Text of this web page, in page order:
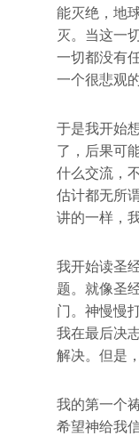
能灭绝，地
灭。当这一
一切都没有
一个很悲观
于是我开始
了，后果可
什么交流，
估计都无所
讲的一样，
我开始读圣
题。就像圣
门。神慢慢
我在最后决
解决。但是
我的第一个
希望神给我